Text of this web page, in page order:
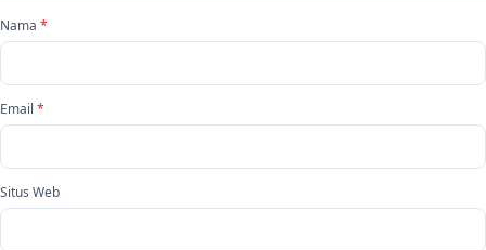
Nama *
Email *
Situs Web